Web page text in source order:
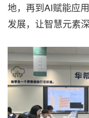
地，再到AI赋能应
发展，让智慧元素